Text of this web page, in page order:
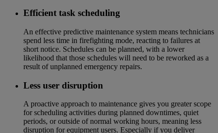
Efficient task scheduling
An effective predictive maintenance system means technicians
spend less time in firefighting mode, reacting to failures at
short notice. Schedules can be planned, with a lower
likelihood that those schedules will need to be reworked as a
result of unplanned emergency repairs.
Less user disruption
A proactive approach to maintenance gives you greater scope
for scheduling activities during planned downtimes, quiet
periods, or outside of normal working hours, meaning less
disruption for equipment users. Especially if you deliver